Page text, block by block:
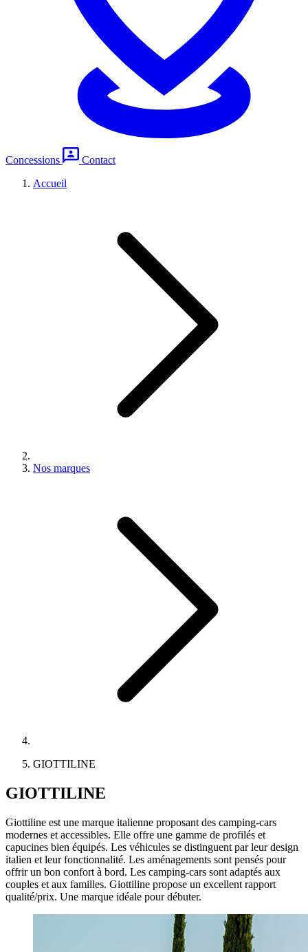
Concessions
Contact
Accueil
Nos marques
GIOTTILINE
GIOTTILINE
Giottiline est une marque italienne proposant des camping-cars
modernes et accessibles. Elle offre une gamme de profilés et
capucines bien équipés. Les véhicules se distinguent par leur design
italien et leur fonctionnalité. Les aménagements sont pensés pour
offrir un bon confort à bord. Les camping-cars sont adaptés aux
couples et aux familles. Giottiline propose un excellent rapport
qualité/prix. Une marque idéale pour débuter.